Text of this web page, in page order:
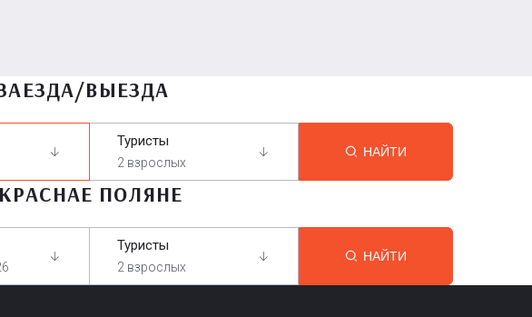
ВЫЕЗДА
Туристы
2 взрослых
НАЙТИ
ПОЛЯНЕ
Туристы
2 взрослых
НАЙТИ